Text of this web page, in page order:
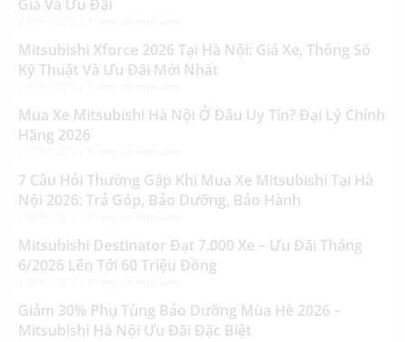
Giá Và Ưu Đãi
Mitsubishi Xforce 2026 Tại Hà Nội: Giá Xe, Thông Số
Kỹ Thuật Và Ưu Đãi Mới Nhất
Mua Xe Mitsubishi Hà Nội Ở Đâu Uy Tín? Đại Lý Chính
Hãng 2026
7 Câu Hỏi Thường Gặp Khi Mua Xe Mitsubishi Tại Hà
Nội 2026: Trả Góp, Bảo Dưỡng, Bảo Hành
Mitsubishi Destinator Đạt 7.000 Xe – Ưu Đãi Tháng
6/2026 Lên Tới 60 Triệu Đồng
Giảm 30% Phụ Tùng Bảo Dưỡng Mùa Hè 2026 –
Mitsubishi Hà Nội Ưu Đãi Đặc Biệt